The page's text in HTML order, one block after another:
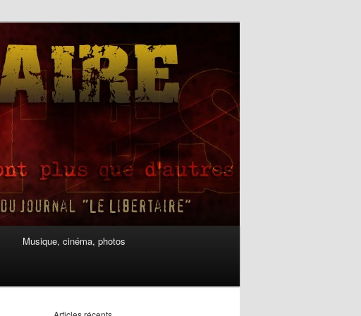
Musique, cinéma, photos